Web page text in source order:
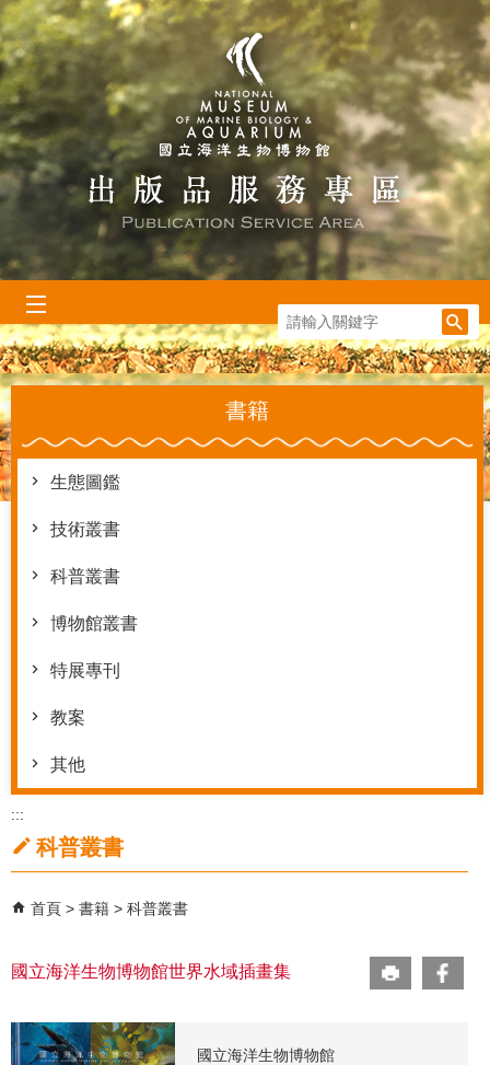
跳到主要內容區塊
:::
書籍
生態圖鑑
技術叢書
科普叢書
博物館叢書
特展專刊
教案
其他
:::
科普叢書
首頁 書籍 科普叢書
國立海洋生物博物館世界水域插畫集
國立海洋生物博物館